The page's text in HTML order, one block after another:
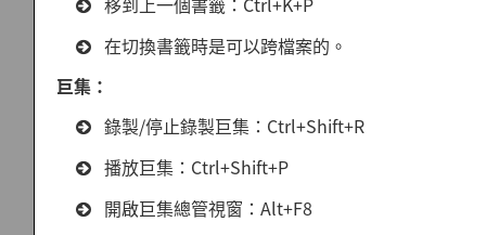
在切換書籤時是可以跨檔案的。
巨集：
錄製/停止錄製巨集：Ctrl+Shift+R
播放巨集：Ctrl+Shift+P
開啟巨集總管視窗：Alt+F8